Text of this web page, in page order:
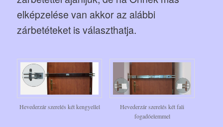
elképzelése van akkor az alábbi
zárbetéteket is választhatja.
Hevederzár szerelés két kengyellel
Hevederzár szerelés két fali
fogadóelemmel